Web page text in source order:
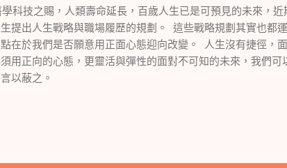
技之賜，人類壽命延長，百歲人生已是可預見的未來，近
提出人生戰略與職場履歷的規劃。 這些戰略規劃其實也都
在於我們是否願意用正面心態迎向改變。 人生沒有捷徑，
用正向的心態，更靈活與彈性的面對不可知的未來，我們
以蔽之。